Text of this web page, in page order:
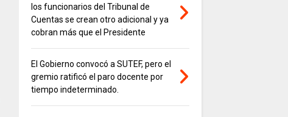
los funcionarios del Tribunal de
Cuentas se crean otro adicional y ya
cobran más que el Presidente
El Gobierno convocó a SUTEF, pero el
gremio ratificó el paro docente por
tiempo indeterminado.